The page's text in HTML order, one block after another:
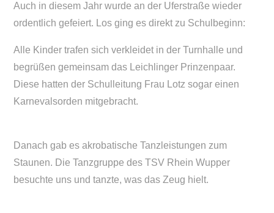
Auch in diesem Jahr wurde an der Uferstraße wieder
ordentlich gefeiert. Los ging es direkt zu Schulbeginn:
Alle Kinder trafen sich verkleidet in der Turnhalle und
begrüßen gemeinsam das Leichlinger Prinzenpaar.
Diese hatten der Schulleitung Frau Lotz sogar einen
Karnevalsorden mitgebracht.
Danach gab es akrobatische Tanzleistungen zum
Staunen. Die Tanzgruppe des TSV Rhein Wupper
besuchte uns und tanzte, was das Zeug hielt.